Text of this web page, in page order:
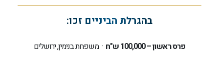
בהגרלת הביניים זכו:
פרס ראשון – 100,000 ש"ח · משפחת בנימין, ירושלים